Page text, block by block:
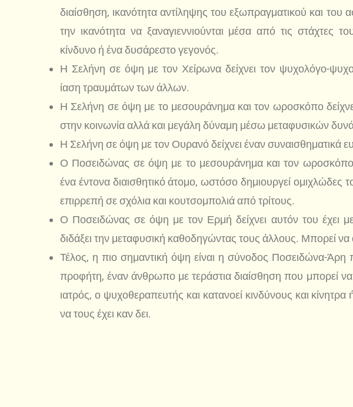
διαίσθηση, ικανότητα αντίληψης του εξωπραγματικού και του
την ικανότητα να ξαναγιεννιούνται μέσα από τις στάχτες
κίνδυνο ή ένα δυσάρεστο γεγονός.
Η Σελήνη σε όψη με τον Χείρωνα δείχνει τον ψυχολόγο-
ίαση τραυμάτων των άλλων.
Η Σελήνη σε όψη με το μεσουράνημα και τον ωροσκόπο
στην κοινωνία αλλά και μεγάλη δύναμη μέσω μεταφυσικών
Η Σελήνη σε όψη με τον Ουρανό δείχνει έναν συναισθηματικά
Ο Ποσειδώνας σε όψη με το μεσουράνημα και τον ωροσκόπο
ένα έντονα διαισθητικό άτομο, ωστόσο δημιουργεί ομιχλώδες
επιρρεπή σε σχόλια και κουτσομπολιά από τρίτους.
Ο Ποσειδώνας σε όψη με τον Ερμή δείχνει αυτόν του έχει
διδάξει την μεταφυσική καθοδηγώντας τους άλλους. Μπορεί να
Τέλος, η πιο σημαντική όψη είναι η σύνοδος Ποσειδώνα-Άρη
προφήτη, έναν άνθρωπο με τεράστια διαίσθηση που μπορεί να
ιατρός, ο ψυχοθεραπευτής και κατανοεί κινδύνους και
να τους έχει καν δει.